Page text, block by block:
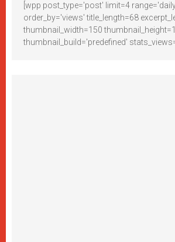
[wpp post_type='post' limit=4
order_by='views' title_length=68
thumbnail_width=150
thumbnail_build='predefined'